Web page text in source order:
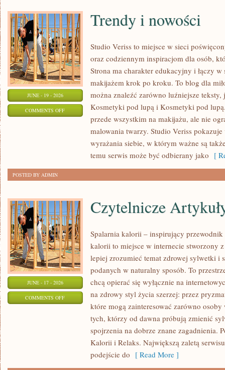
JUNE - 19 - 2026
COMMENTS OFFON
Trendy i nowości
Studio Veriss to miejsce w sieci
oraz codziennym inspiracjom dla osób,
Strona ma charakter edukacyjny i łączy
makijażem krok po kroku. To blog dla
można znaleźć zarówno luźniejsze
Kosmetyki pod lupą i Kosmetyki pod
przede wszystkim na makijażu, ale nie
malowania twarzy. Studio Veriss
wyrażania siebie, w którym ważne są
temu serwis może być odbierany jako [
POSTED BY ADMIN
JUNE - 17 - 2026
COMMENTS OFFON
CZYTELNICZE
ARTYKUŁY
Czytelnicze
Spalarnia kalorii – inspirujący
kalorii to miejsce w internecie stworzony
lepiej zrozumieć temat zdrowej sylwetki i
podanych w naturalny sposób. To
chcą opierać się wyłącznie na
na zdrowy styl życia szerzej: przez
które mogą zainteresować zarówno
tych, którzy od dawna próbują zmienić
spojrzenia na dobrze znane zagadnienia.
Kalorii i Relaks. Największą zaletą
podejście do [ Read More ]